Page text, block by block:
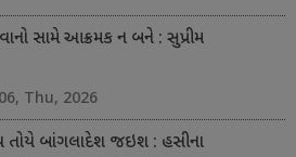
સામે આક્રમક ન બને : સુપ્રીમ
Thu, 2026
તોયે બાંગલાદેશ જઇશ : હસીના